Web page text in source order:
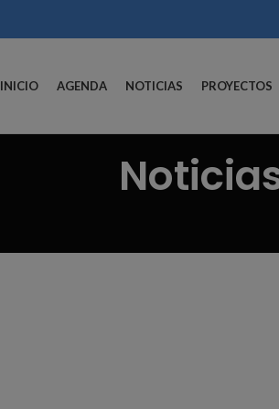
INICIO AGENDA NOTICIAS PROYECTOS